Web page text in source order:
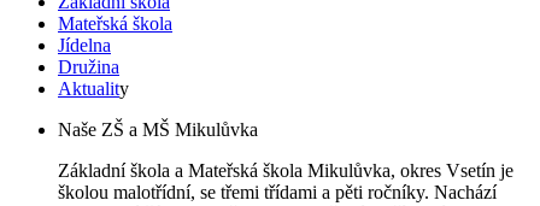
Mateřská škola
Jídelna
Družina
Aktuality
Naše ZŠ a MŠ Mikulůvka
Základní škola a Mateřská škola Mikulůvka, okres Vsetín je
školou malotřídní, se třemi třídami a pěti ročníky. Nachází